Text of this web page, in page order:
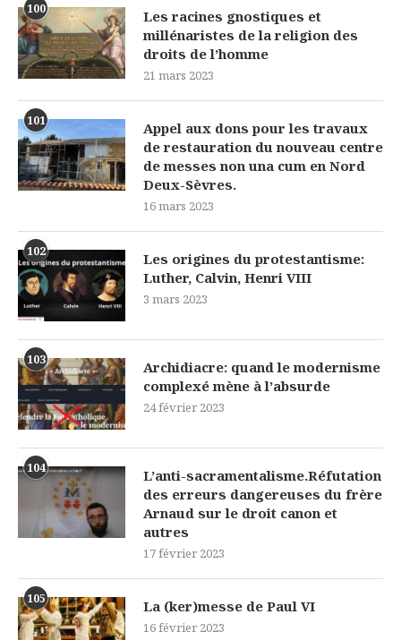
100
Les racines gnostiques et
millénaristes de la religion des
droits de l’homme
21 mars 2023
101
Appel aux dons pour les travaux
de restauration du nouveau centre
de messes non una cum en Nord
Deux-Sèvres.
16 mars 2023
102
Les origines du protestantisme:
Luther, Calvin, Henri VIII
3 mars 2023
103
Archidiacre: quand le modernisme
complexé mène à l’absurde
24 février 2023
104
L’anti-sacramentalisme.Réfutation
des erreurs dangereuses du frère
Arnaud sur le droit canon et
autres
17 février 2023
105 La (ker)messe de Paul VI
16 février 2023